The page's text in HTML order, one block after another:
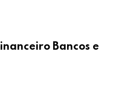
Bancos e